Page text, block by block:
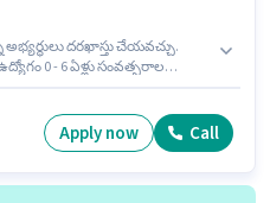
దరఖాస్తు చేయవచ్చు.
0 - 6 ఏళ్లు సంవత్సరాల
క్రియాశీలకంగా నియామకం
ఉంది.
Apply now Call